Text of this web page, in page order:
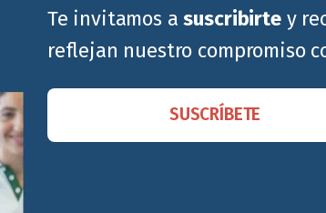
Te invitamos asuscribirtey
reflejan nuestro compromiso
SUSCRÍBETE